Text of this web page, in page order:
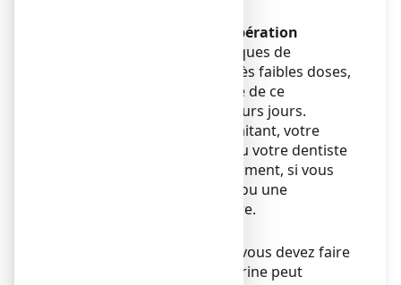
Si vous devez subir une opération
L’aspirine augmente les risques de
saignements même à de très faibles doses,
et ce même lorsque la prise de ce
médicament date de plusieurs jours.
Prévenez votre médecin traitant, votre
chirurgien, l’anesthésiste ou votre dentiste
de l’utilisation de ce médicament, si vous
devez subir une opération ou une
intervention, même mineure.
Prévenez votre médecin si vous devez faire
une prise de sang car l’aspirine peut